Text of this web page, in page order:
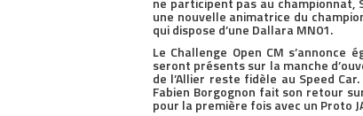
une nouvelle animatrice du
qui dispose d’une Dallara MN01.
Le Challenge Open CM
seront présents sur la manche
de l’Allier reste fidèle au Speed
Fabien Borgognon fait son retour
pour la première fois avec un Proto